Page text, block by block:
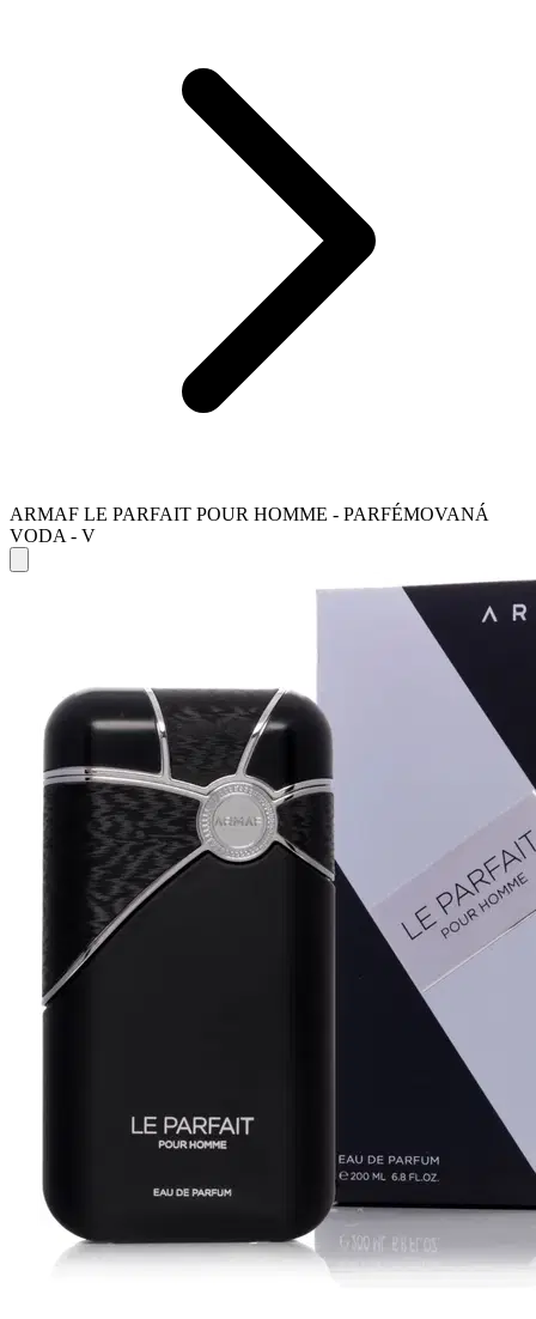
ARMAF LE PARFAIT POUR HOMME - PARFÉMOVANÁ
VODA - V